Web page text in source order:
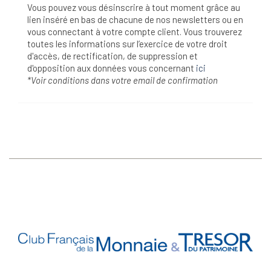
Vous pouvez vous désinscrire à tout moment grâce au
lien inséré en bas de chacune de nos newsletters ou en
vous connectant à votre compte client. Vous trouverez
toutes les informations sur l’exercice de votre droit
d'accès, de rectification, de suppression et
d'opposition aux données vous concernant ici
*Voir conditions dans votre email de confirmation